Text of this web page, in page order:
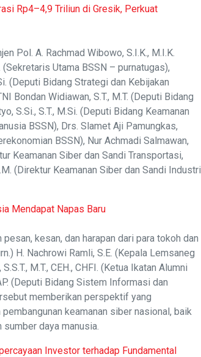
Rp4–4,9 Triliun di Gresik, Perkuat
Pol. A. Rachmad Wibowo, S.I.K., M.I.K.
Utama BSSN – purnatugas),
(Deputi Bidang Strategi dan Kebijakan
Bondan Widiawan, S.T., M.T. (Deputi Bidang
S.Si., S.T., M.Si. (Deputi Bidang Keamanan
BSSN), Drs. Slamet Aji Pamungkas,
BSSN), Nur Achmadi Salmawan,
Keamanan Siber dan Sandi Transportasi,
(Direktur Keamanan Siber dan Sandi Industri
Mendapat Napas Baru
kesan, dan harapan dari para tokoh dan
H. Nachrowi Ramli, S.E. (Kepala Lemsaneg
M.T., CEH., CHFI. (Ketua Ikatan Alumni
(Deputi Bidang Sistem Informasi dan
memberikan perspektif yang
keamanan siber nasional, baik
daya manusia.
Investor terhadap Fundamental